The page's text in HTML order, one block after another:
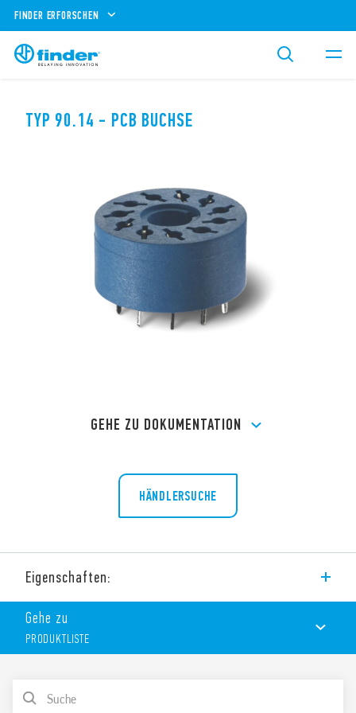
FINDER ERFORSCHEN
TYP 90.14 - PCB BUCHSE
GEHE ZU DOKUMENTATION
HÄNDLERSUCHE
Eigenschaften:
PCB Buchse (Ø 20.5 mm) für Leiterplatte. Zur Verwendung mit
Relais vom Typ 60.12.
Nennleistung 10 A – 250 V
Gehe zu
PRODUKTLISTE
PRODUKTLISTE